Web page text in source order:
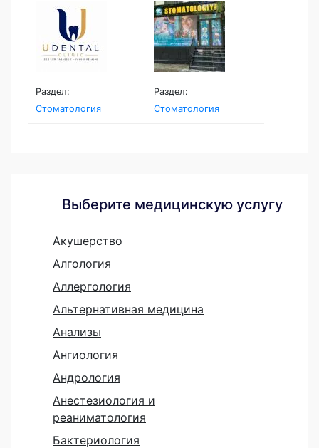
Раздел:
Стоматология
Раздел:
Стоматология
Выберите медицинскую услугу
Акушерство
Алгология
Аллергология
Альтернативная медицина
Анализы
Ангиология
Андрология
Анестезиология и
реаниматология
Бактериология